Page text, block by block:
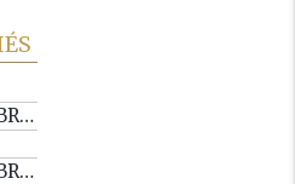
AS-AMICALE DES MEMBRES 18T
AS-AMICALE DES MEMBRES 18T